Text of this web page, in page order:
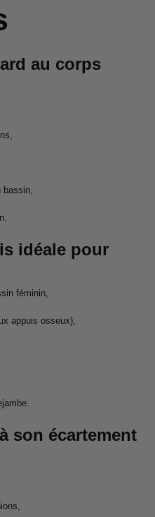
au corps
bassin,
idéale pour
féminin,
appuis osseux),
son écartement